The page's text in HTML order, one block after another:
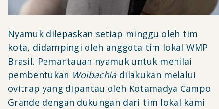
Nyamuk dilepaskan setiap minggu oleh tim
kota, didampingi oleh anggota tim lokal WMP
Brasil. Pemantauan nyamuk untuk menilai
pembentukan Wolbachiadilakukan melalui
ovitrap yang dipantau oleh Kotamadya Campo
Grande dengan dukungan dari tim lokal kami